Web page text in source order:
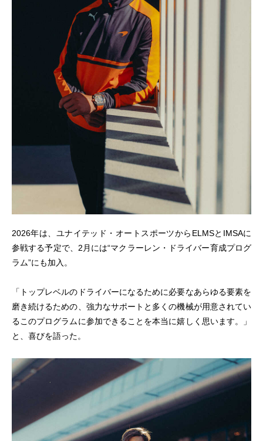
2026年は、ユナイテッド・オートスポーツからELMSとIMSAに
参戦する予定で、2月には“マクラーレン・ドライバー育成プログ
ラム”にも加入。
「トップレベルのドライバーになるために必要なあらゆる要素を
磨き続けるための、強力なサポートと多くの機械が用意されてい
るこのプログラムに参加できることを本当に嬉しく思います。」
と、喜びを語った。